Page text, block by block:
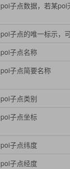
poi子点数据，若某poi
poi子点的唯一标示，
poi子点名称
poi子点简要名称
poi子点类别
poi子点坐标
poi子点纬度
poi子点经度